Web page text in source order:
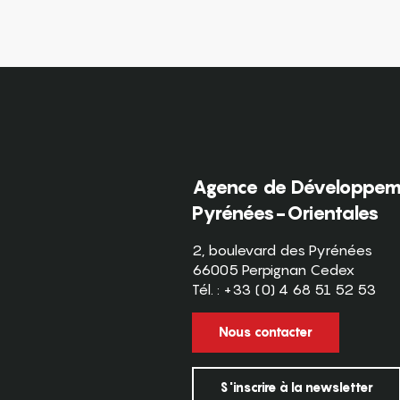
Agence de
Pyrénées-Orientales
2, boulevard des Pyrénées
66005 Perpignan Cedex
Tél. : +33 (0) 4 68 51 52 53
Nous contacter
S'inscrire à la newsletter